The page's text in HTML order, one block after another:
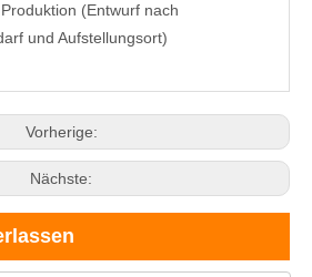
(Entwurf nach
und Aufstellungsort)
Vorherige:
Nächste: